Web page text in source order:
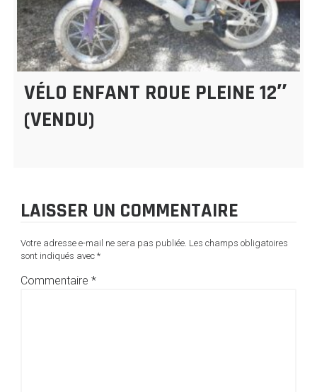
VÉLO ENFANT ROUE PLEINE 12″
(VENDU)
LAISSER UN COMMENTAIRE
Votre adresse e-mail ne sera pas publiée. Les champs obligatoires
sont indiqués avec *
Commentaire *